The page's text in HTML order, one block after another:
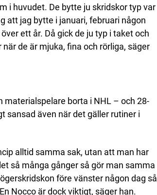
i huvudet. De bytte ju skridskor typ var
att jag bytte i januari, februari någon
ett år. Då gick de ju typ i taket och
de är mjuka, fina och rörliga, säger
borta i NHL – och 28-
sansad även när det gäller rutiner i
alltid samma sak, utan att man har
så många gånger så gör man samma
före vänster någon dag så
Nocco är dock viktigt, säger han.